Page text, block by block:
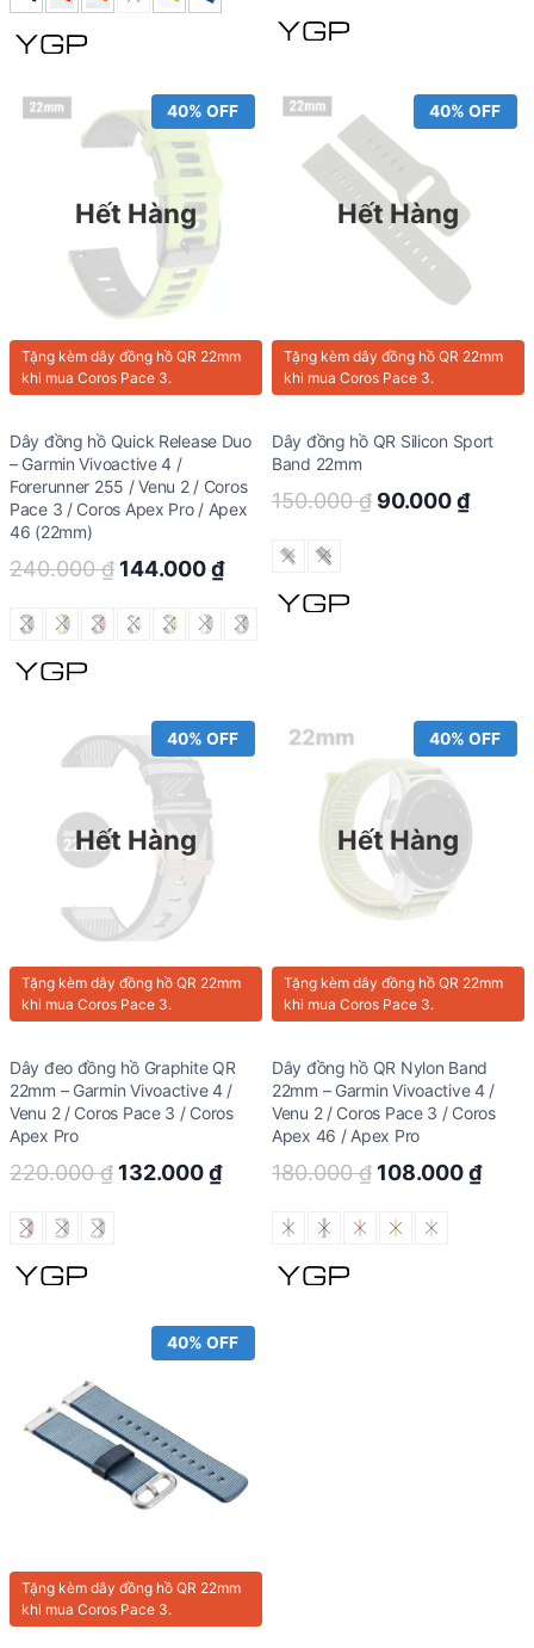
Hết Hàng
40% OFF
Tặng kèm dây đồng hồ QR 22mm
khi mua Coros Pace 3.
Dây đồng hồ Quick Release Duo
– Garmin Vivoactive 4 /
Forerunner 255 / Venu 2 / Coros
Pace 3 / Coros Apex Pro / Apex
46 (22mm)
240.000₫ Original
was:
144.000₫Current
is:
Hết Hàng
40% OFF
Tặng kèm dây đồng hồ QR 22mm
khi mua Coros Pace 3.
Dây đồng hồ QR Silicon Sport
Band 22mm
150.000₫ Original
90.000₫
Hết Hàng
40% OFF
Tặng kèm dây đồng hồ QR 22mm
khi mua Coros Pace 3.
Dây đeo đồng hồ Graphite QR
22mm – Garmin Vivoactive 4 /
Venu 2 / Coros Pace 3 / Coros
Apex Pro
220.000₫ Original
132.000₫Current
132.000 ₫.
Hết Hàng
40% OFF
Tặng kèm dây đồng hồ QR 22mm
khi mua Coros Pace 3.
Dây đồng hồ QR Nylon Band
22mm – Garmin Vivoactive 4 /
Venu 2 / Coros Pace 3 / Coros
Apex 46 / Apex Pro
180.000₫ Original
was:
108.000₫
40% OFF
Tặng kèm dây đồng hồ QR 22mm
khi mua Coros Pace 3.